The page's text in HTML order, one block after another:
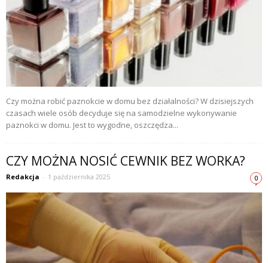
Czy można robić paznokcie w domu bez działalności? W dzisiejszych
czasach wiele osób decyduje się na samodzielne wykonywanie
paznokci w domu. Jest to wygodne, oszczędza...
CZY MOŻNA NOSIĆ CEWNIK BEZ WORKA?
Redakcja - 1 października 2025 0